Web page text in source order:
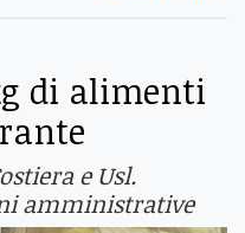
di alimenti
e Usl.
amministrative